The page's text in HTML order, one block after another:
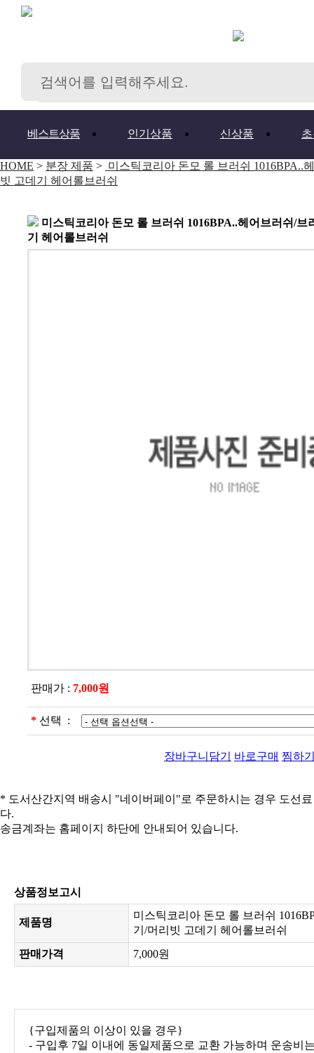
베스트상품 인기상품 신상품
HOME > 분장 제품 > 미스틱코리아 돈모 롤 브러쉬 1016BPA..
빗 고데기 헤어롤브러쉬
미스틱코리아 돈모 롤 브러쉬 1016BPA..헤어브러쉬/브
기 헤어롤브러쉬
판매가 : 7,000원
* 선택 :
장바구니담기 바로구매 찜하
* 도서산간지역 배송시 "네이버페이"로 주문하시는 경우 도선
다.
송금계좌는 홈페이지 하단에 안내되어 있습니다.
상품정보고시
제품명
미스틱코리아 돈모 롤 브러쉬
기/머리빗 고데기 헤어롤브러쉬
판매가격
7,000원
{구입제품의 이상이 있을 경우}
- 구입후 7일 이내에 동일제품으로 교환 가능하며 운송비